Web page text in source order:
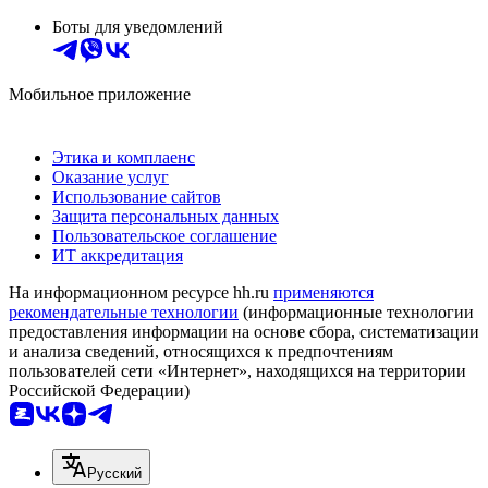
Боты для уведомлений
Мобильное приложение
Этика и комплаенс
Оказание услуг
Использование сайтов
Защита персональных данных
Пользовательское соглашение
ИТ аккредитация
На информационном ресурсе hh.ru применяются
рекомендательные технологии (информационные технологии
предоставления информации на основе сбора, систематизации
и анализа сведений, относящихся к предпочтениям
пользователей сети «Интернет», находящихся на территории
Российской Федерации)
Русский